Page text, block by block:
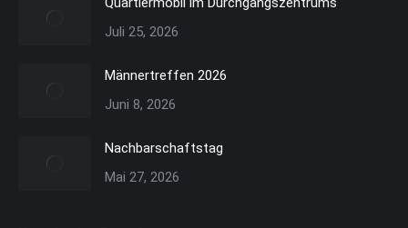
Juli 25, 2026
Männertreffen 2026
Juni 8, 2026
Nachbarschaftstag
Mai 27, 2026